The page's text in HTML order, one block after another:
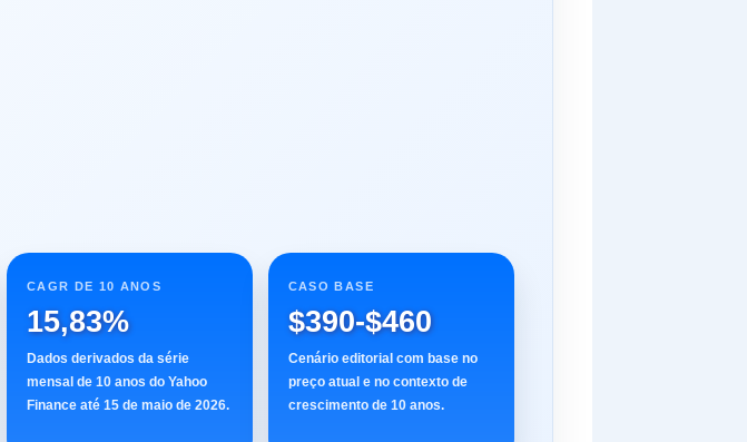
CAGR DE 10 ANOS
15,83%
Dados derivados da série
mensal de 10 anos do Yahoo
Finance até 15 de maio de 2026.
CASO BASE
$390-$460
Cenário editorial com base no
preço atual e no contexto de
crescimento de 10 anos.